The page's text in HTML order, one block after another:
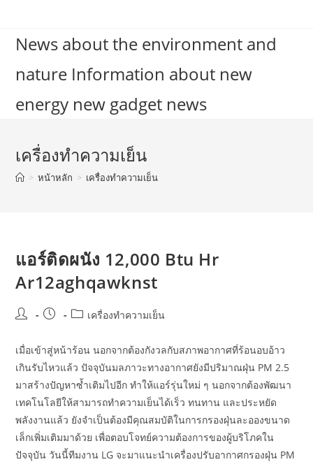
contentNews about the environment and
nature Information about new
energy new gadget news
เครื่องทำความเย็น
> หน้าหลัก > เครื่องทำความเย็น
แอร์ติดผนัง 12,000 Btu Hr
Ar12aghqawknst
Post
Post
Postเครื่องทำความเย็น
เมื่อเข้าสู่หน้าร้อน นอกจากต้องกังวลกับสภาพอากาศที่ร้อนอบอ้าว
เกินรับไหวแล้ว ปัจจุบันมลภาวะทางอากาศยังมีปริมาณฝุ่น PM 2.5
มาสร้างปัญหาซ้ำเติมไปอีก ทำให้แอร์รุ่นใหม่ ๆ นอกจากต้องพัฒนา
เทคโนโลยีให้สามารถทำความเย็นได้เร็ว ทนทาน และประหยัด
พลังงานแล้ว ยังจำเป็นต้องมีคุณสมบัติในการกรองฝุ่นละอองขนาด
เล็กเพิ่มเติมมาด้วย เพื่อตอบโจทย์ความต้องการของผู้บริโภคใน
ปัจจุบัน วันนี้ทีมงาน LG จะมาแนะนำเครื่องปรับอากาศกรองฝุ่น PM